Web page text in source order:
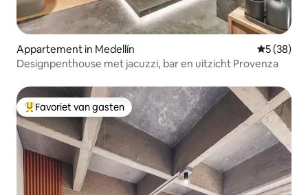
Appartement in Medellín
5 (38)
Designpenthouse met jacuzzi, bar en uitzicht Provenza
Topfavoriet van gasten
Favoriet van gasten